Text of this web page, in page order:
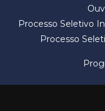
Processo Seletivo
Processo